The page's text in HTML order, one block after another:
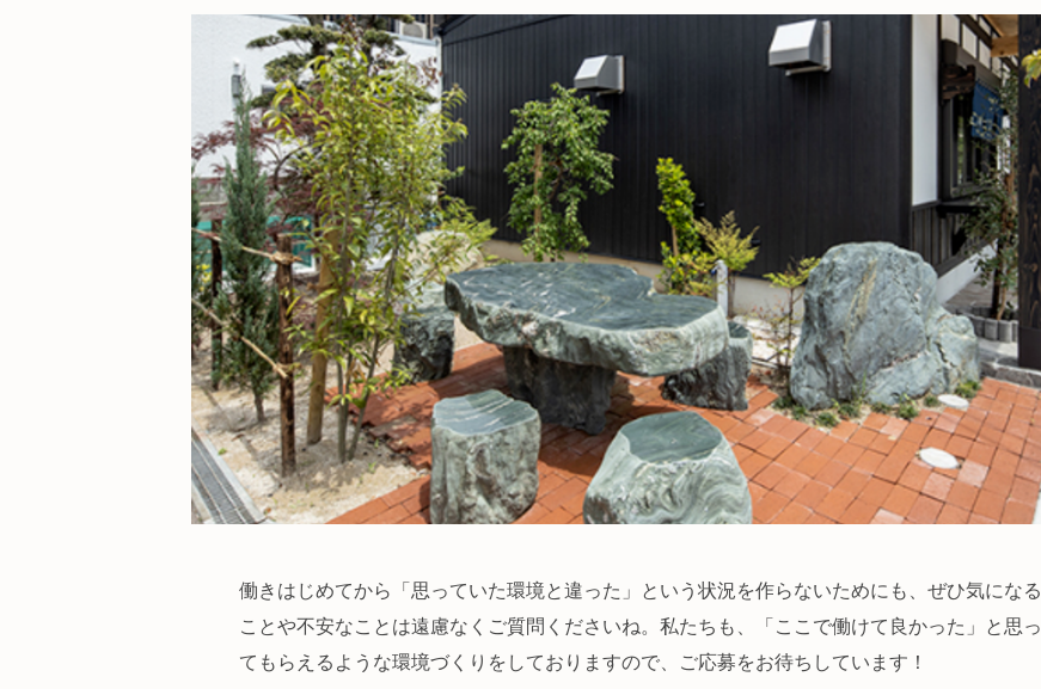
働きはじめてから「思っていた環境と違った」という状況を作らないためにも、ぜひ気になる
ことや不安なことは遠慮なくご質問くださいね。私たちも、「ここで働けて良かった」と思っ
てもらえるような環境づくりをしておりますので、ご応募をお待ちしています！